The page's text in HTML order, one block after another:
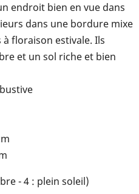
endroit bien en vue dans
dans une bordure mixe
floraison estivale. Ils
et un sol riche et bien
- 4 : plein soleil)